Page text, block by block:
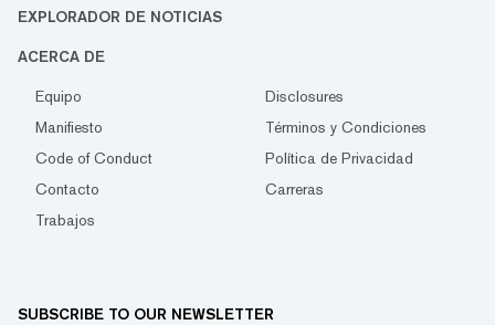
EXPLORADOR DE NOTICIAS
ACERCA DE
Equipo
Disclosures
Manifiesto
Términos y Condiciones
Code of Conduct
Política de Privacidad
Contacto
Carreras
Trabajos
SUBSCRIBE TO OUR NEWSLETTER